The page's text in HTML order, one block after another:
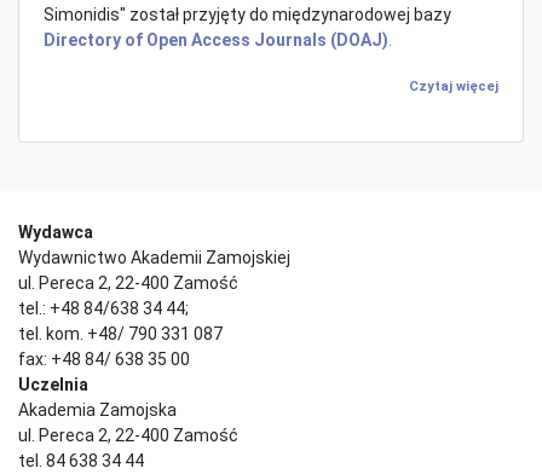
Simonidis" został przyjęty do międzynarodowej bazy
Directory of Open Access Journals (DOAJ)
Czytaj więcej
Wydawca
Wydawnictwo Akademii Zamojskiej
ul. Pereca 2, 22-400 Zamość
tel.: +48 84/638 34 44;
tel. kom. +48/ 790 331 087
fax: +48 84/ 638 35 00
Uczelnia
Akademia Zamojska
ul. Pereca 2, 22-400 Zamość
tel. 84 638 34 44